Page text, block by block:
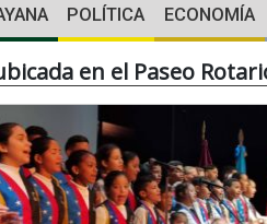
POLÍTICA ECONOMÍA
en el Paseo